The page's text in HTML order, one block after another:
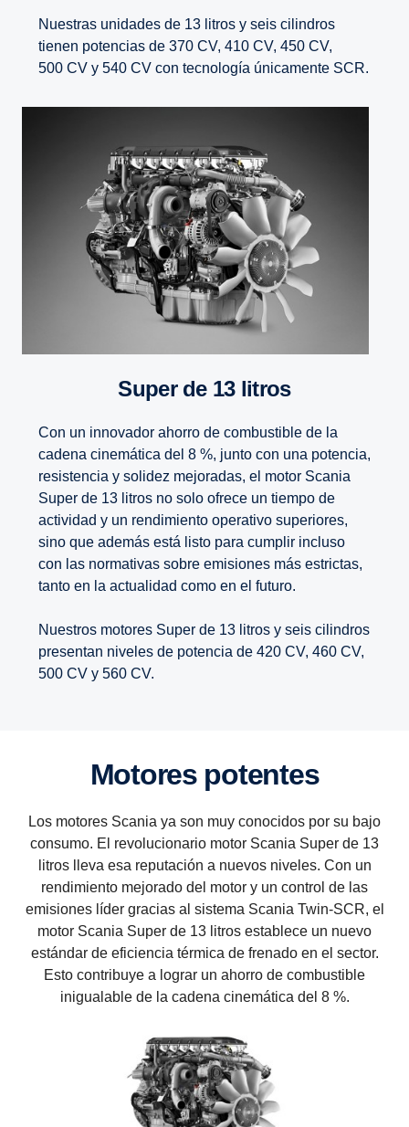
Nuestras unidades de 13 litros y seis cilindros
tienen potencias de 370 CV, 410 CV, 450 CV,
500 CV y 540 CV con tecnología únicamente SCR.
Super de 13 litros
Con un innovador ahorro de combustible de la
cadena cinemática del 8 %, junto con una potencia,
resistencia y solidez mejoradas, el motor Scania
Super de 13 litros no solo ofrece un tiempo de
actividad y un rendimiento operativo superiores,
sino que además está listo para cumplir incluso
con las normativas sobre emisiones más estrictas,
tanto en la actualidad como en el futuro.
Nuestros motores Super de 13 litros y seis cilindros
presentan niveles de potencia de 420 CV, 460 CV,
500 CV y 560 CV.
Motores potentes
Los motores Scania ya son muy conocidos por su bajo
consumo. El revolucionario motor Scania Super de 13
litros lleva esa reputación a nuevos niveles. Con un
rendimiento mejorado del motor y un control de las
emisiones líder gracias al sistema Scania Twin-SCR, el
motor Scania Super de 13 litros establece un nuevo
estándar de eficiencia térmica de frenado en el sector.
Esto contribuye a lograr un ahorro de combustible
inigualable de la cadena cinemática del 8 %.